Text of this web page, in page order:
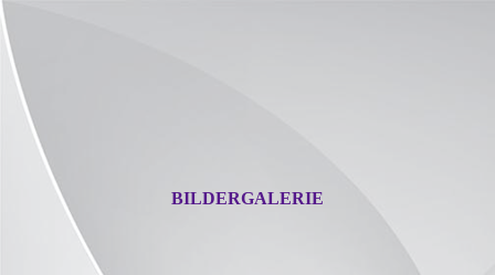
BILDERGALERIE